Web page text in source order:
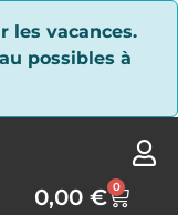
les vacances.
possibles à
0,00€ 0